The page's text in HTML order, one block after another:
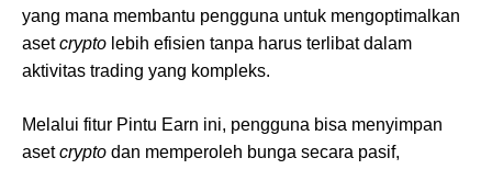
yang mana membantu pengguna untuk mengoptimalkan
asetcrypto lebih efisien tanpa harus terlibat dalam
aktivitas trading yang kompleks.
Melalui fitur Pintu Earn ini, pengguna bisa menyimpan
asetcrypto dan memperoleh bunga secara pasif,